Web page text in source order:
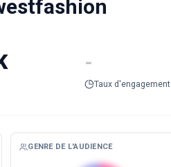
-
Taux d'engagement
GENRE DE L'AUDIENCE